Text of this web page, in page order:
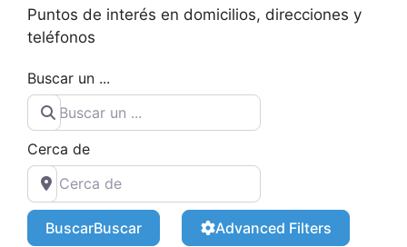
Puntos de interés en domicilios, direcciones y
teléfonos
Buscar un ...
Cerca de
BuscarBuscar
Advanced Filters